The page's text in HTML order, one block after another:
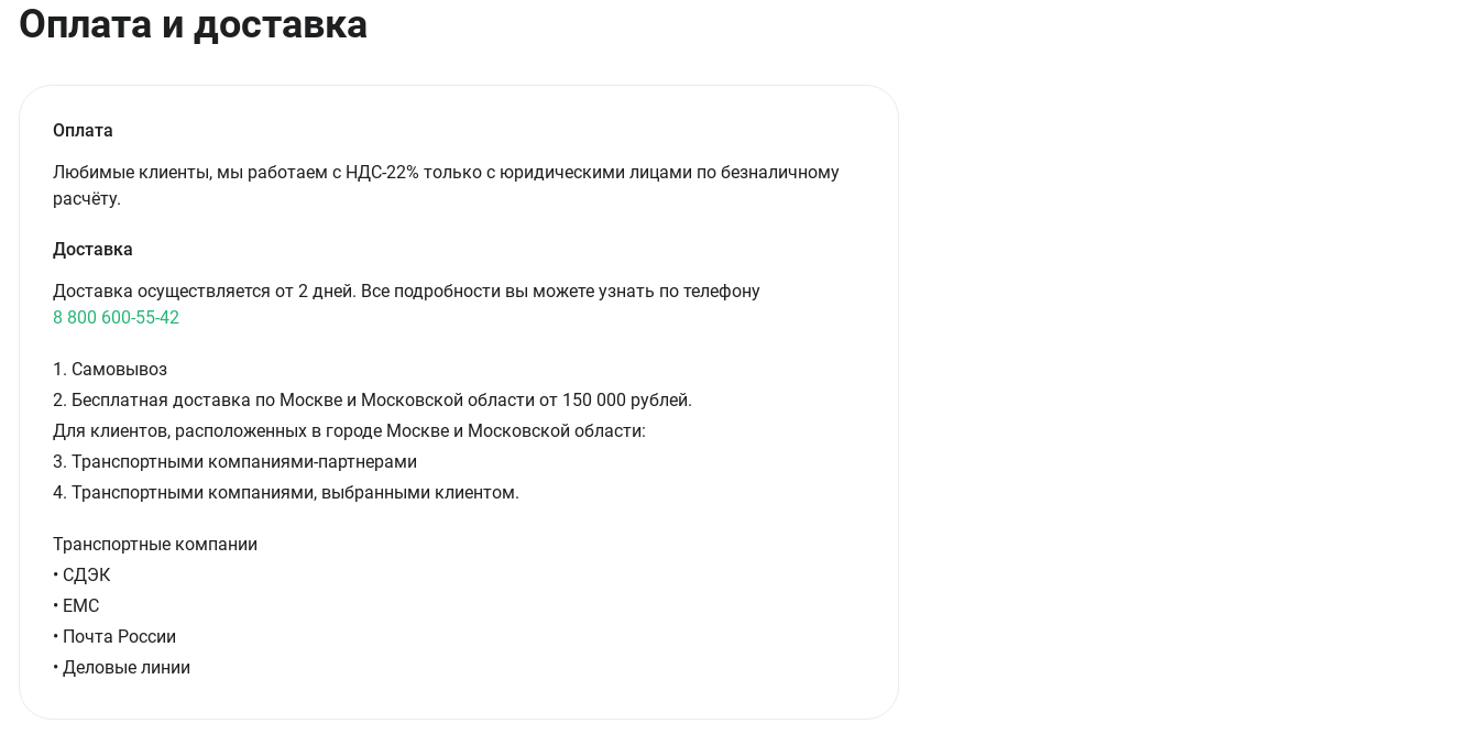
Оплата и доставка
Оплата
Любимые клиенты, мы работаем с НДС-22% только с юридическими лицами по безналичному
расчёту.
Доставка
Доставка осуществляется от 2 дней. Все подробности вы можете узнать по телефону
8 800 600-55-42
1. Самовывоз
2. Бесплатная доставка по Москве и Московской области от 150 000 рублей.
Для клиентов, расположенных в городе Москве и Московской области:
3. Транспортными компаниями-партнерами
4. Транспортными компаниями, выбранными клиентом.
Транспортные компании
• СДЭК
• ЕМС
• Почта России
• Деловые линии